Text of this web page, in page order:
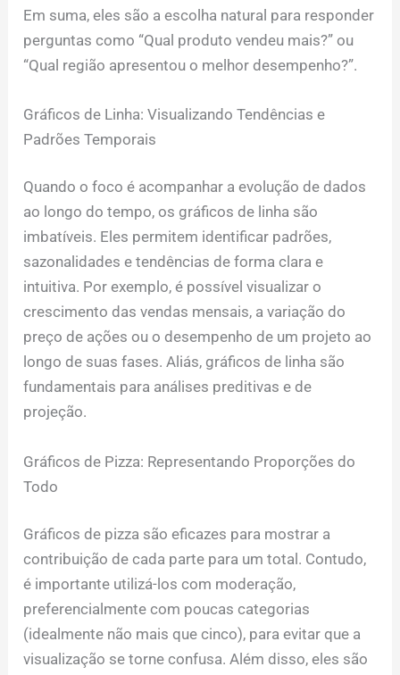
Em suma, eles são a escolha natural para responder
perguntas como “Qual produto vendeu mais?” ou
“Qual região apresentou o melhor desempenho?”.
Gráficos de Linha: Visualizando Tendências e
Padrões Temporais
Quando o foco é acompanhar a evolução de dados
ao longo do tempo, os gráficos de linha são
imbatíveis. Eles permitem identificar padrões,
sazonalidades e tendências de forma clara e
intuitiva. Por exemplo, é possível visualizar o
crescimento das vendas mensais, a variação do
preço de ações ou o desempenho de um projeto ao
longo de suas fases. Aliás, gráficos de linha são
fundamentais para análises preditivas e de
projeção.
Gráficos de Pizza: Representando Proporções do
Todo
Gráficos de pizza são eficazes para mostrar a
contribuição de cada parte para um total. Contudo,
é importante utilizá-los com moderação,
preferencialmente com poucas categorias
(idealmente não mais que cinco), para evitar que a
visualização se torne confusa. Além disso, eles são